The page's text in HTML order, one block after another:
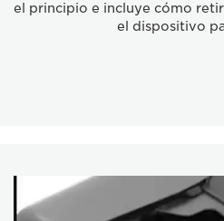
el principio e incluye cómo
el dispositivo